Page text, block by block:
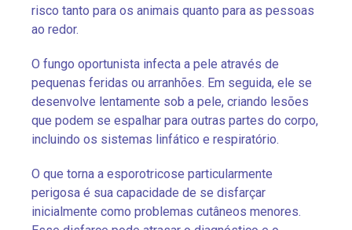
risco tanto para os animais quanto para as pessoas
ao redor.
O fungo oportunista infecta a pele através de
pequenas feridas ou arranhões. Em seguida, ele se
desenvolve lentamente sob a pele, criando lesões
que podem se espalhar para outras partes do corpo,
incluindo os sistemas linfático e respiratório.
O que torna a esporotricose particularmente
perigosa é sua capacidade de se disfarçar
inicialmente como problemas cutâneos menores.